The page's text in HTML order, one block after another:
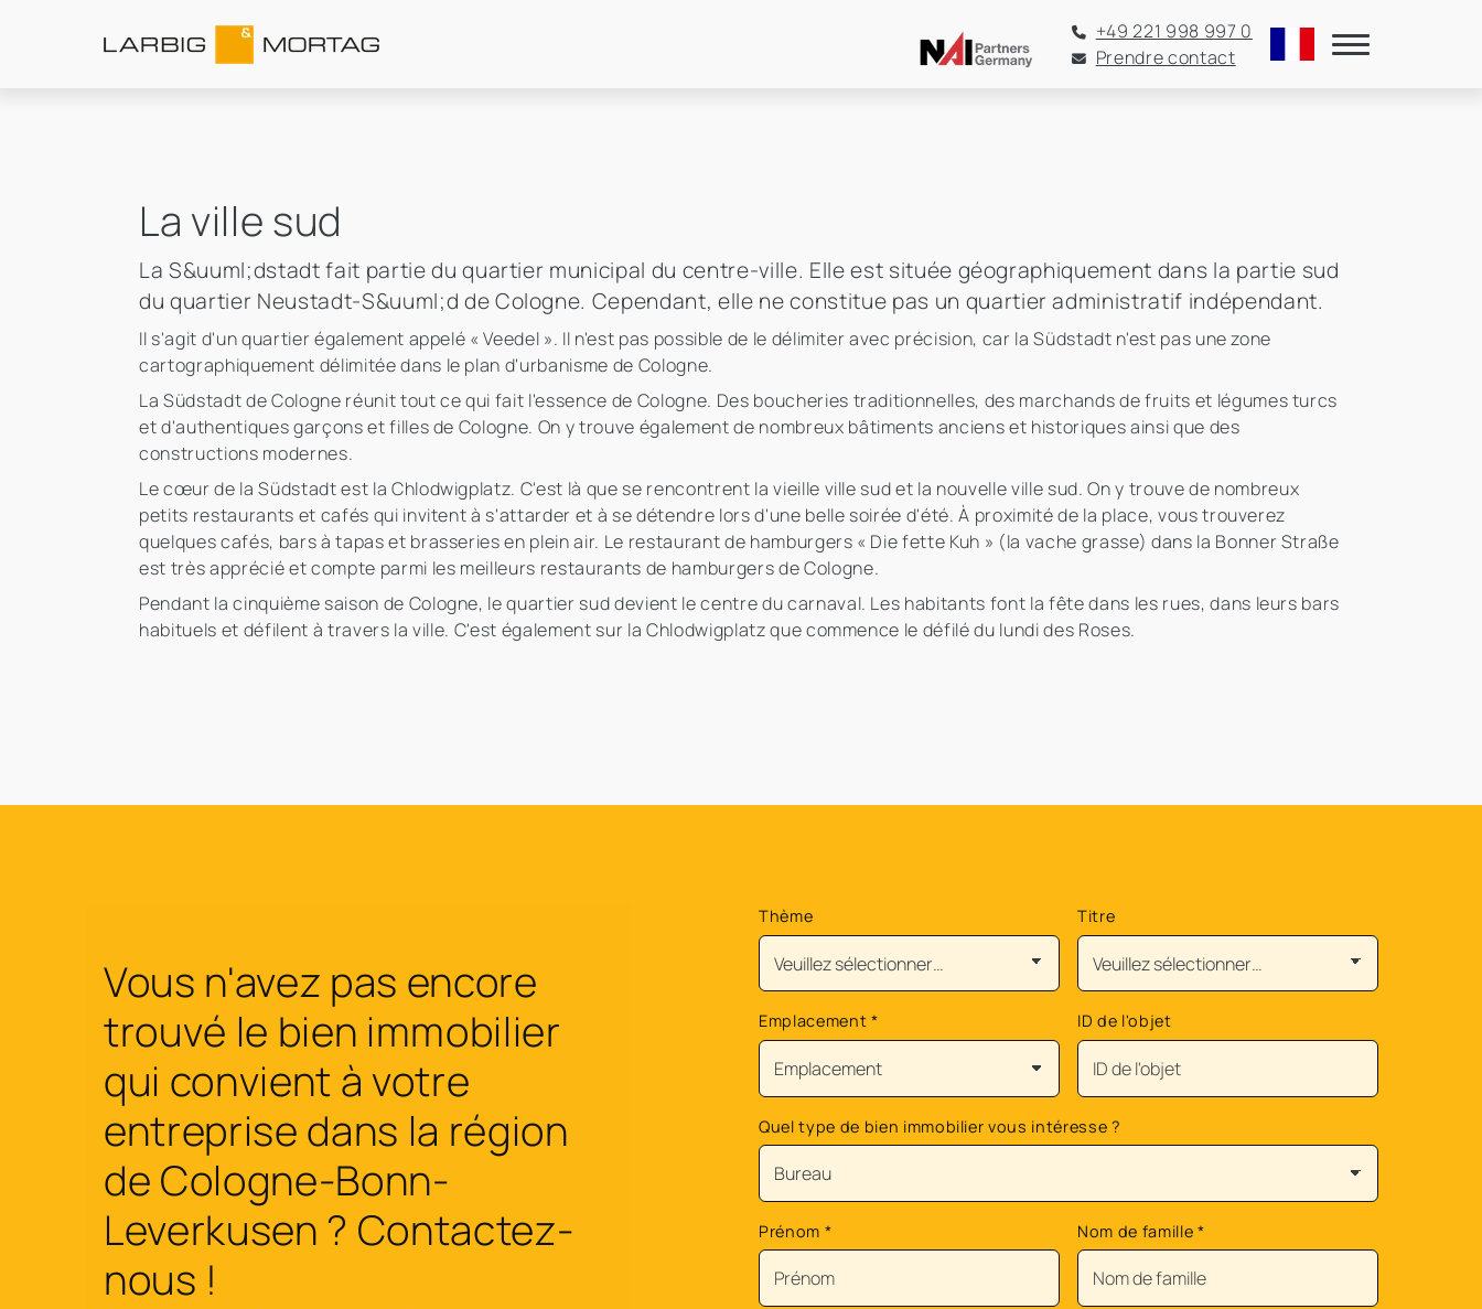
+49 221 998 997 0
Prendre contact
La ville sud
La S&uuml;dstadt fait partie du quartier municipal du centre-ville. Elle est située géographiquement dans la partie sud
du quartier Neustadt-S&uuml;d de Cologne. Cependant, elle ne constitue pas un quartier administratif indépendant.
Il s'agit d'un quartier également appelé « Veedel ». Il n'est pas possible de le délimiter avec précision, car la Südstadt n'est pas une zone
cartographiquement délimitée dans le plan d'urbanisme de Cologne.
La Südstadt de Cologne réunit tout ce qui fait l'essence de Cologne. Des boucheries traditionnelles, des marchands de fruits et légumes turcs
et d'authentiques garçons et filles de Cologne. On y trouve également de nombreux bâtiments anciens et historiques ainsi que des
constructions modernes.
Le cœur de la Südstadt est la Chlodwigplatz. C'est là que se rencontrent la vieille ville sud et la nouvelle ville sud. On y trouve de nombreux
petits restaurants et cafés qui invitent à s'attarder et à se détendre lors d'une belle soirée d'été. À proximité de la place, vous trouverez
quelques cafés, bars à tapas et brasseries en plein air. Le restaurant de hamburgers « Die fette Kuh » (la vache grasse) dans la Bonner Straße
est très apprécié et compte parmi les meilleurs restaurants de hamburgers de Cologne.
Pendant la cinquième saison de Cologne, le quartier sud devient le centre du carnaval. Les habitants font la fête dans les rues, dans leurs bars
habituels et défilent à travers la ville. C'est également sur la Chlodwigplatz que commence le défilé du lundi des Roses.
Vous n'avez pas encore
trouvé le bien immobilier
qui convient à votre
entreprise dans la région
de Cologne-Bonn-
Leverkusen ? Contactez-
nous !
Thème Titre
Emplacement * ID de l'objet
Quel type de bien immobilier vous intéresse ?
Prénom * Nom de famille *